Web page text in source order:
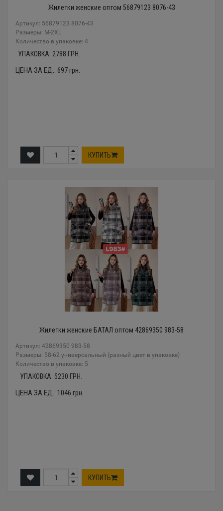
Жилетки женские оптом 56879123 8076-43
Артикул: 56879123 8076-43
Размеры: M-2XL
Количество в упаковке: 4
УПАКОВКА: 2788 ГРН.
ЦЕНА ЗА ЕД.: 697грн.
КУПИТЬ
Жилетки женские БАТАЛ оптом 42869350 983-58
Артикул: 42869350 983-58
Размеры: 58-62 универсальный (разный цвет в упаковке)
Количество в упаковке: 5
УПАКОВКА: 5230 ГРН.
ЦЕНА ЗА ЕД.: 1046 грн.
КУПИТЬ